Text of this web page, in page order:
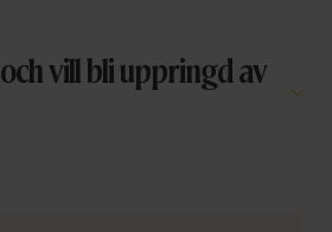
vill bli uppringd av